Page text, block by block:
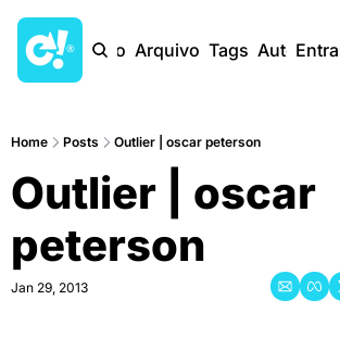
Início Arquivo Tags Autores
Home Posts Outlier | oscar peterson
Outlier | oscar
peterson
Jan 29, 2013